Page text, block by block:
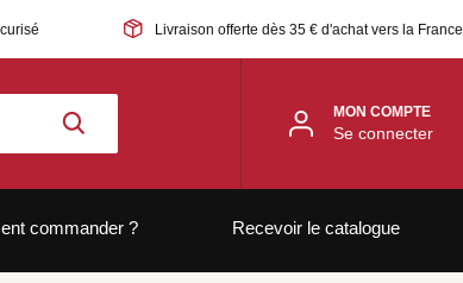
Livraison offerte dès 35 € d'achat vers la France
MON COMPTE
Se connecter
commander ? Recevoir le catalogue